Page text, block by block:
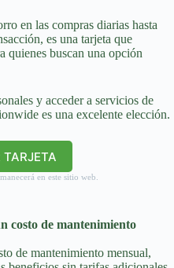
en las compras diarias hasta
es una tarjeta que
quienes buscan una opción
y acceder a servicios de
es una excelente elección.
TARJETA
en este sitio web.
costo de mantenimiento
de mantenimiento mensual,